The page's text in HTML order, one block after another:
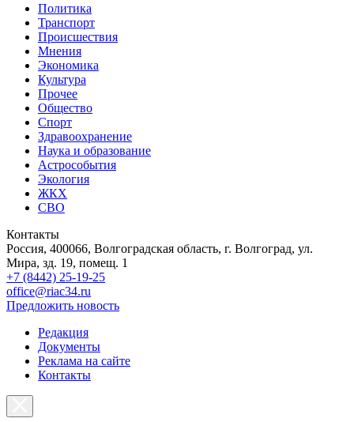
Политика
Транспорт
Происшествия
Мнения
Экономика
Культура
Прочее
Общество
Спорт
Здравоохранение
Наука и образование
Астрособытия
Экология
ЖКХ
СВО
Контакты
Россия, 400066, Волгоградская область, г. Волгоград, ул.
Мира, зд. 19, помещ. 1
+7 (8442) 25-19-25
office@riac34.ru
Предложить новость
Редакция
Документы
Реклама на сайте
Контакты